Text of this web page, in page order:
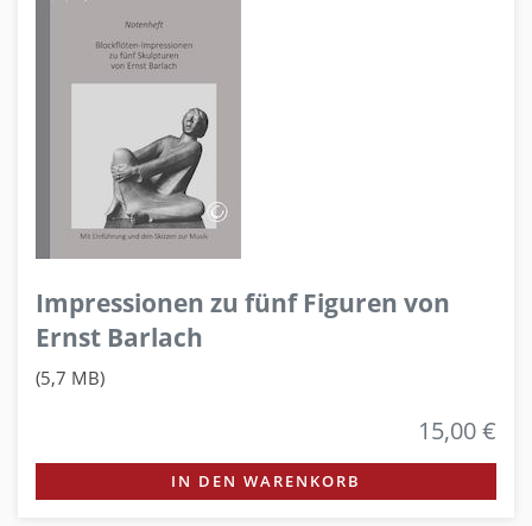
Impressionen zu fünf Figuren von
Ernst Barlach
(5,7 MB)
15,00 €
IN DEN WARENKORB